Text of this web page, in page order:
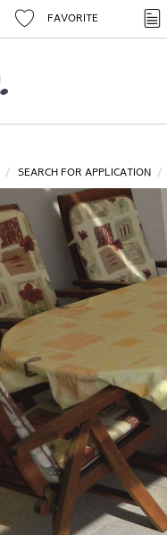
FAVORITE
SEARCH FOR APPLICATION